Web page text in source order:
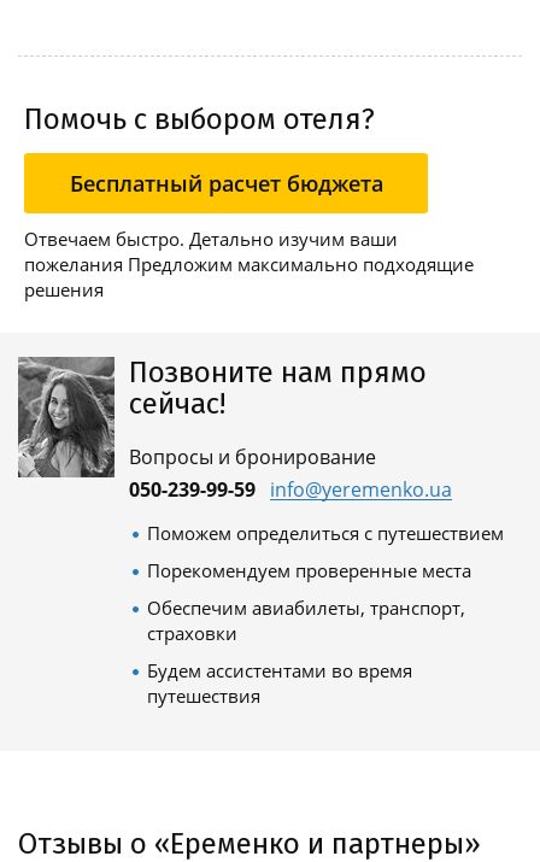
Помочь с выбором отеля?
Бесплатный расчет бюджета
Отвечаем быстро. Детально изучим ваши
пожелания Предложим максимально подходящие
решения
Позвоните нам прямо
сейчас!
Вопросы и бронирование
050-239-99-59 info@yeremenko.ua
Поможем определиться с путешествием
Порекомендуем проверенные места
Обеспечим авиабилеты, транспорт,
страховки
Будем ассистентами во время
путешествия
Отзывы о «Еременко и партнеры»